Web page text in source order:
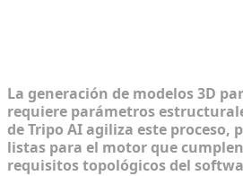
La generación de modelos 3D
requiere parámetros
de Tripo AI agiliza este proceso,
listas para el motor que
requisitos topológicos del